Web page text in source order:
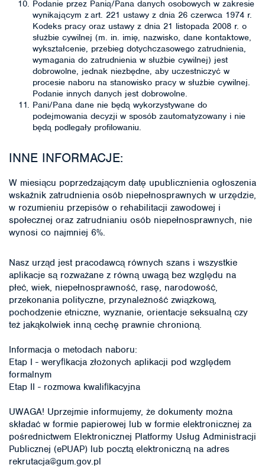
Podanie przez Panią/Pana danych osobowych w zakresie
wynikającym z art. 221 ustawy z dnia 26 czerwca 1974 r.
Kodeks pracy oraz ustawy z dnia 21 listopada 2008 r. o
służbie cywilnej (m. in. imię, nazwisko, dane kontaktowe,
wykształcenie, przebieg dotychczasowego zatrudnienia,
wymagania do zatrudnienia w służbie cywilnej) jest
dobrowolne, jednak niezbędne, aby uczestniczyć w
procesie naboru na stanowisko pracy w służbie cywilnej.
Podanie innych danych jest dobrowolne.
Pani/Pana dane nie będą wykorzystywane do
podejmowania decyzji w sposób zautomatyzowany i nie
będą podlegały profilowaniu.
INNE INFORMACJE:
W miesiącu poprzedzającym datę upublicznienia ogłoszenia
wskaźnik zatrudnienia osób niepełnosprawnych w urzędzie,
w rozumieniu przepisów o rehabilitacji zawodowej i
społecznej oraz zatrudnianiu osób niepełnosprawnych, nie
wynosi co najmniej 6%.
Nasz urząd jest pracodawcą równych szans i wszystkie
aplikacje są rozważane z równą uwagą bez względu na
płeć, wiek, niepełnosprawność, rasę, narodowość,
przekonania polityczne, przynależność związkową,
pochodzenie etniczne, wyznanie, orientacje seksualną czy
też jakąkolwiek inną cechę prawnie chronioną.
Informacja o metodach naboru:
Etap I - weryﬁkacja złożonych aplikacji pod względem
formalnym
Etap II - rozmowa kwaliﬁkacyjna
UWAGA! Uprzejmie informujemy, że dokumenty można
składać w formie papierowej lub w formie elektronicznej za
pośrednictwem Elektronicznej Platformy Usług Administracji
Publicznej (ePUAP) lub pocztą elektroniczną na adres
rekrutacja@gum.gov.pl